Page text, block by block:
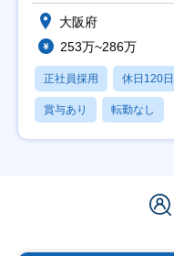
大阪府
253万~286万
正社員採用 休日120
賞与あり 転勤なし